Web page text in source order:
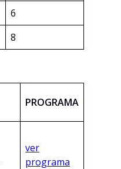
6
8
PROGRAMA
ver
programa